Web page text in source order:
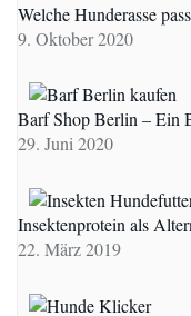
Welche Hunderasse
9. Oktober 2020
Barf Shop Berlin – Ein
29. Juni 2020
Insektenprotein als
22. März 2019